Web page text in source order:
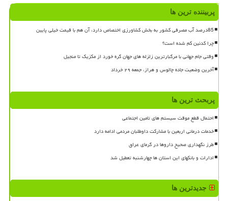
پربیننده ترین ها
85درصد آب مصرفی کشور به بخش کشاورزی اختصاص دارد، آن هم با قیمت خیلی پایین
چرا کدئین کم شده است؟
وقتی جام جهانی با مرگبارترین زلزله های جهان گره خورد از مکزیک تا منجیل
آخرین وضعیت جاده چالوس و هراز، جمعه ۲۹ خرداد
پربحث ترین ها
احتمال قطع موقت سیستم های تامین اجتماعی
خدمات درمانی اربعین با مشارکت داوطلبان مردمی ادامه دارد
طرز نگهداری صحیح داروها در گرمای عراق
ادارات و بانکهای این استان ها چهارشنبه تعطیل شد
جدیدترین ها